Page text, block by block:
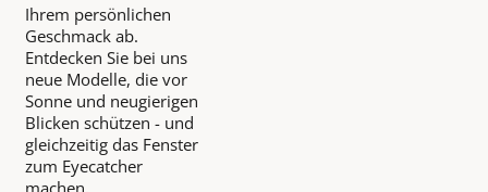
Ihrem persönlichen
Geschmack ab.
Entdecken Sie bei uns
neue Modelle, die vor
Sonne und neugierigen
Blicken schützen - und
gleichzeitig das Fenster
zum Eyecatcher
machen.